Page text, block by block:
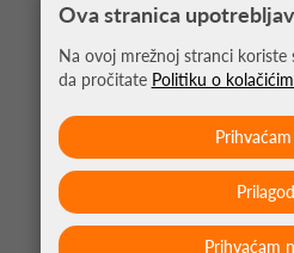
KRATKE HLAČE ZA PADEL
*umjesto 42,99 €
30,09 €
Ova stranica
Na ovoj mrežnoj stranci koriste
da pročitate Politiku o
Prihvaćam